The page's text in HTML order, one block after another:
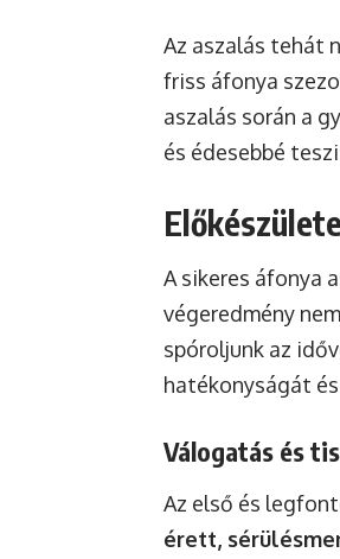
Az aszalás tehát
friss áfonya
aszalás során a
és édesebbé
A sikeres áfonya
végeredmény
spóroljunk az
hatékonyságát
Válogatás és
Az első és
érett,